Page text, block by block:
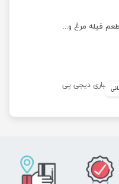
کنسرو غذای گربه جیم‌ کت با طعم فیله مرغ و سیب وزن 70 گرم